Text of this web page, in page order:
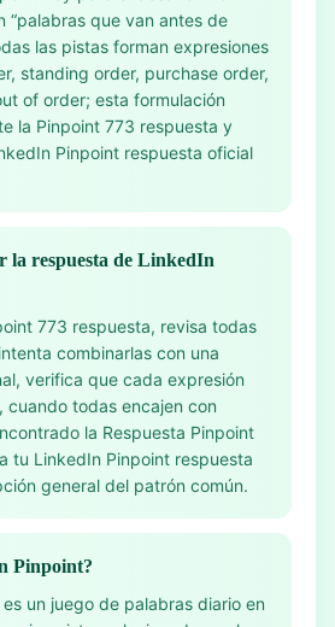
“palabras que van antes de
las pistas forman expresiones
standing order, purchase order,
of order; esta formulación
la Pinpoint 773 respuesta y
Pinpoint respuesta oficial
la respuesta de LinkedIn
773 respuesta, revisa todas
combinarlas con una
verifica que cada expresión
cuando todas encajen con
la Respuesta Pinpoint
tu LinkedIn Pinpoint respuesta
general del patrón común.
Pinpoint?
un juego de palabras diario en